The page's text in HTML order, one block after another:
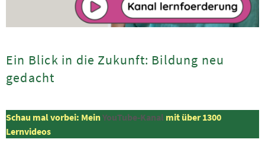
Ein Blick in die Zukunft: Bildung neu
gedacht
Schau mal vorbei: MeinYouTube-Kanal mit über 1300
Lernvideos